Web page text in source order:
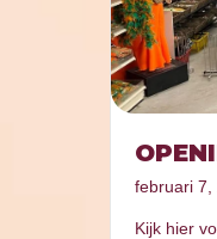
februari 7,
Kijk hier